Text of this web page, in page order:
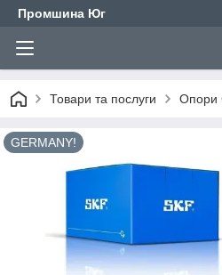
Промшина Юг
Товари та послуги Опори
GERMANY!